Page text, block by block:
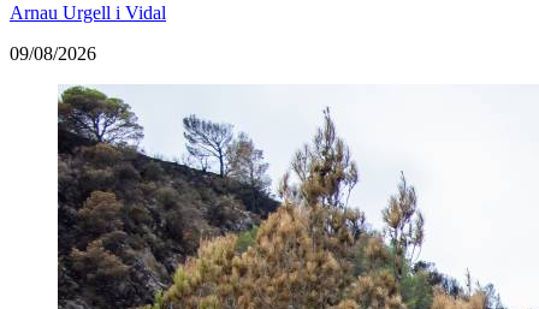
Arnau Urgell i Vidal
09/08/2026